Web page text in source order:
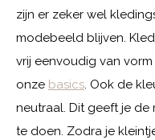
zijn er zeker wel
modebeeld blijven.
vrij eenvoudig van
onze basics. Ook de
neutraal. Dit geeft je
te doen. Zodra je